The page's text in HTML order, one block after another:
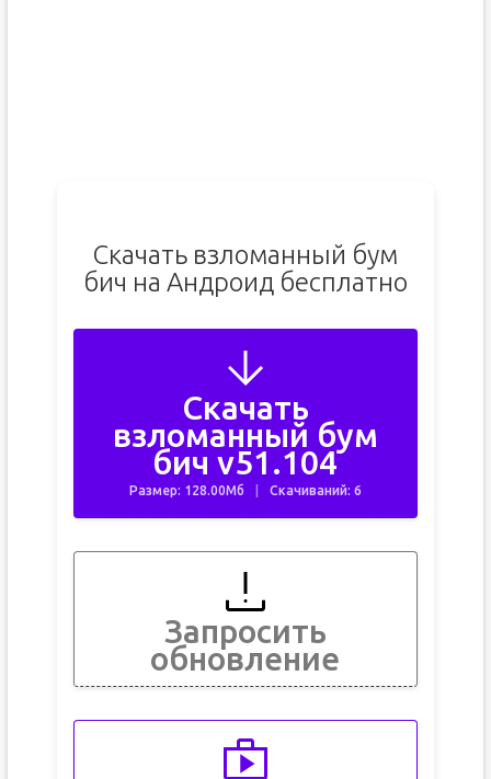
Скачать взломанный бум
бич на Андроид бесплатно
Скачать
взломанный бум
бич v51.104
Размер: 128.00Мб Скачиваний: 6
Запросить
обновление